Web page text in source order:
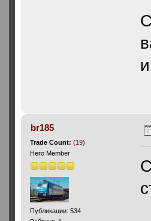
br185
Trade Count:(19)
Hero Member
Публикации: 534